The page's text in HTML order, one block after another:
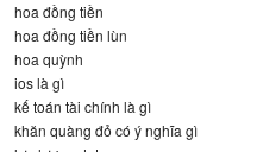
hoa đồng tiền
hoa đồng tiền lùn
hoa quỳnh
ios là gì
kế toán tài chính là gì
khăn quàng đỏ có ý nghĩa gì